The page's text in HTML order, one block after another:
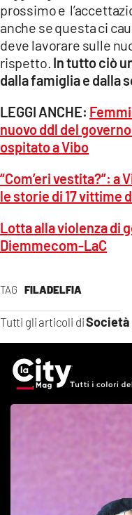
TAG FILADELFIA
Tutti gli articoli diSocietà
prossimo e
anche se questa ci
deve lavorare sulle
rispetto. In tutto ciò
dalla famiglia e dalla
LEGGI ANCHE:
nuovo ddl del
ospitato a Vibo
“Com’eri vestita?”:
le storie di 17 vittime
Lotta alla violenza di
Diemmecom-LaC